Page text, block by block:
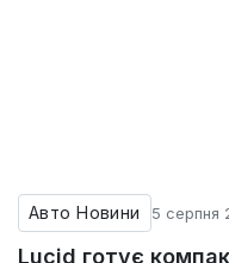
Авто Новини 5 серпня
Lucid готує